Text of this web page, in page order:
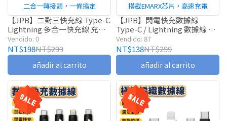
二合一轉接頭，一條搞定
【JPB】二對三快充線 Type-C
Lightning 多合一快充線 充電
線
Vendido: 0
NT$198NT$299
añadir al carrito
搭載EMARX芯片，高速充電
【JPB】閃電快充數據線
Type-C / Lightning 數據線 快
充線 充電線
Vendido: 87
NT$138NT$299
añadir al carrito